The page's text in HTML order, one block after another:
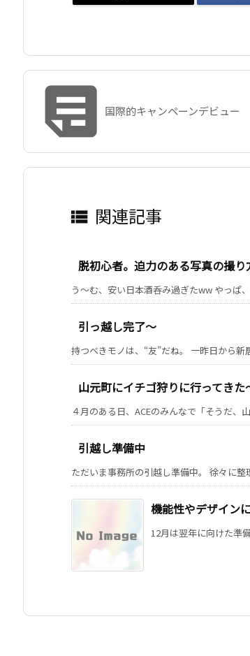
国際的キャンペーンデビュー
 関連記事
脱初心者。迫力のある写真の撮り
う～む、安い日本酒呑み過ぎたww やっぱ
引っ越し完了〜
持つべきモノは、“友”だね。 一昨日から
山元町にイチゴ狩りに行ってきた
４月のある日、ACEのみんなで「そうだ
引越し準備中
ただいま事務所の引越し準備中。 徐々に
機能性やデザイン
12月は翌年に向けた準